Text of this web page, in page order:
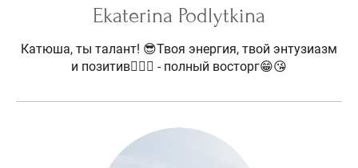
Ekaterina Podlytkina
Катюша, ты талант! 😎Твоя энергия, твой энтузиазм
и позитив🧚🏻‍♀️ - полный восторг😁😘